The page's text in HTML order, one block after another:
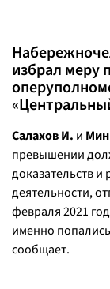
избрал меру
Салахов И. и
превышении
доказательств и
деятельности,
февраля 2021
именно
сообщает.